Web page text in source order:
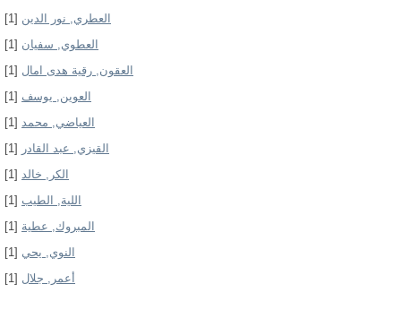
العطري, نور الدين [1]
العطوي, سفيان [1]
العقون, رقية هدى امال [1]
العوين, يوسف [1]
العياضي, محمد [1]
القيزي, عبد القادر
[1]
الكر, خالد [1]
اللية, الطيب [1]
المبروك, عطية [1]
النوي, يحي [1]
أعمر, جلال [1]